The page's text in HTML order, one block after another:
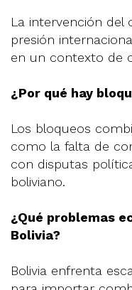
La intervención del
presión
en un contexto de
¿Por qué hay
Los bloqueos
como la falta de
con disputas
boliviano.
¿Qué problemas
Bolivia?
Bolivia enfrenta